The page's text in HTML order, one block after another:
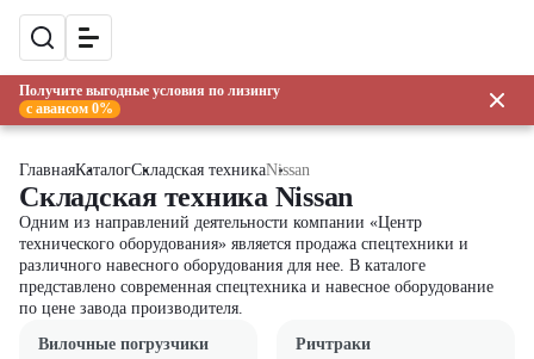
Получите выгодные условия по лизингу
с авансом 0%
ГлавнаяКаталогСкладская техникаNissan
Складская техника Nissan
Одним из направлений деятельности компании «Центр
технического оборудования» является продажа спецтехники и
различного навесного оборудования для нее. В каталоге
представлено современная спецтехника и навесное оборудование
по цене завода производителя.
Вилочные погрузчики
Ричтраки